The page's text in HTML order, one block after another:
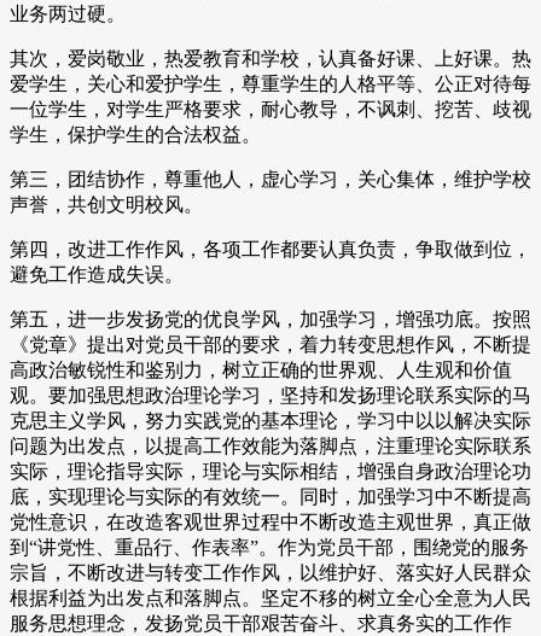
业务两过硬。
其次，爱岗敬业，热爱教育和学校，认真备好课、上好课。热
爱学生，关心和爱护学生，尊重学生的人格平等、公正对待每
一位学生，对学生严格要求，耐心教导，不讽刺、挖苦、歧视
学生，保护学生的合法权益。
第三，团结协作，尊重他人，虚心学习，关心集体，维护学校
声誉，共创文明校风。
第四，改进工作作风，各项工作都要认真负责，争取做到位，
避免工作造成失误。
第五，进一步发扬党的优良学风，加强学习，增强功底。按照
《党章》提出对党员干部的要求，着力转变思想作风，不断提
高政治敏锐性和鉴别力，树立正确的世界观、人生观和价值
观。要加强思想政治理论学习，坚持和发扬理论联系实际的马
克思主义学风，努力实践党的基本理论，学习中以以解决实际
问题为出发点，以提高工作效能为落脚点，注重理论实际联系
实际，理论指导实际，理论与实际相结，增强自身政治理论功
底，实现理论与实际的有效统一。同时，加强学习中不断提高
党性意识，在改造客观世界过程中不断改造主观世界，真正做
到“讲党性、重品行、作表率”。作为党员干部，围绕党的服务
宗旨，不断改进与转变工作作风，以维护好、落实好人民群众
根据利益为出发点和落脚点。坚定不移的树立全心全意为人民
服务思想理念，发扬党员干部艰苦奋斗、求真务实的工作作